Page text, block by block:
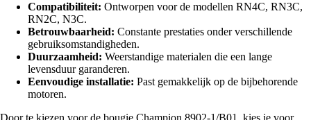
Compatibiliteit: Ontworpen voor de modellen RN4C, RN3C,
RN2C, N3C.
Betrouwbaarheid: Constante prestaties onder verschillende
gebruiksomstandigheden.
Duurzaamheid: Weerstandige materialen die een lange
levensduur garanderen.
Eenvoudige installatie: Past gemakkelijk op de bijbehorende
motoren.